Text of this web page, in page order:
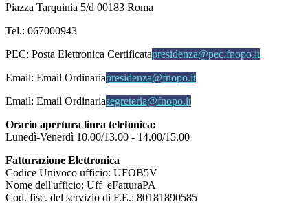
Piazza Tarquinia 5/d 00183 Roma
Tel.: 067000943
PEC: Posta Elettronica Certificatapresidenza@pec.fnopo.it
Email: Email Ordinariapresidenza@fnopo.it
Email: Email Ordinariasegreteria@fnopo.it
Orario apertura linea telefonica:
Lunedì-Venerdì 10.00/13.00 - 14.00/15.00
Fatturazione Elettronica
Codice Univoco ufficio: UFOB5V
Nome dell'ufficio: Uff_eFatturaPA
Cod. fisc. del servizio di F.E.: 80181890585